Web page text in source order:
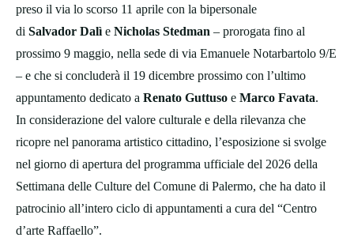
preso il via lo scorso 11 aprile con la bipersonale
di Salvador Dalì e Nicholas Stedman – prorogata fino al
prossimo 9 maggio, nella sede di via Emanuele Notarbartolo 9/E
– e che si concluderà il 19 dicembre prossimo con l’ultimo
appuntamento dedicato a Renato Guttuso e Marco Favata.
In considerazione del valore culturale e della rilevanza che
ricopre nel panorama artistico cittadino, l’esposizione si svolge
nel giorno di apertura del programma ufficiale del 2026 della
Settimana delle Culture del Comune di Palermo, che ha dato il
patrocinio all’intero ciclo di appuntamenti a cura del “Centro
d’arte Raffaello”.